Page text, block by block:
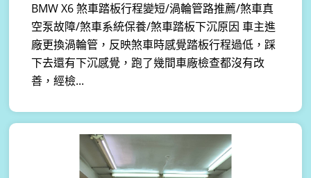
BMW X6 煞車踏板行程變短/渦輪管路推薦/煞車真
空泵故障/煞車系統保養/煞車踏板下沉原因 車主進
廠更換渦輪管，反映煞車時感覺踏板行程過低，踩
下去還有下沉感覺，跑了幾間車廠檢查都沒有改
善，經檢...